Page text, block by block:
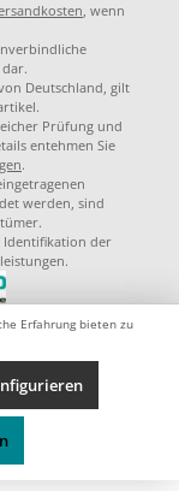
, wenn
Deutschland, gilt
Prüfung und
entehmen Sie
.
werden, sind
Identifikation der
Erfahrung bieten zu